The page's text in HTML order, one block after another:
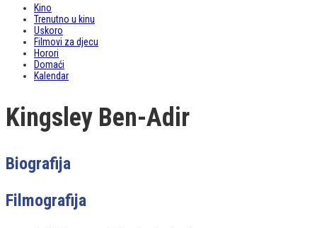
Kino
Trenutno u kinu
Uskoro
Filmovi za djecu
Horori
Domaći
Kalendar
Kingsley Ben-Adir
Biografija
Filmografija